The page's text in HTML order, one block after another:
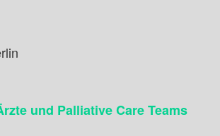
und Palliative Care Teams